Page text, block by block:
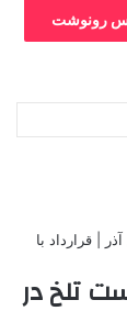
رونوشت
تلخ در